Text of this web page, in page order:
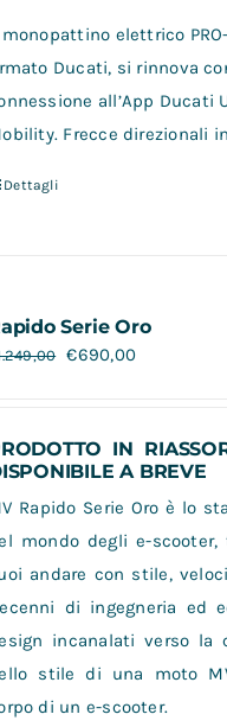
elettrico PRO-
Ducati, si rinnova
all’App Ducati
Frecce direzionali
Dettagli
Serie Oro
€690,00
IN
A BREVE
Rapido Serie Oro è lo
mondo degli e-
andare con stile,
di ingegneria ed
incanalati verso la
stile di una moto
di un e-scooter.